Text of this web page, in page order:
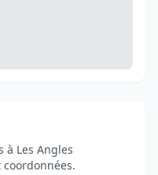
à Les Angles
coordonnées.